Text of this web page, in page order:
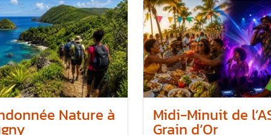
Nature à Midi-Minuit de
Grain d’Or